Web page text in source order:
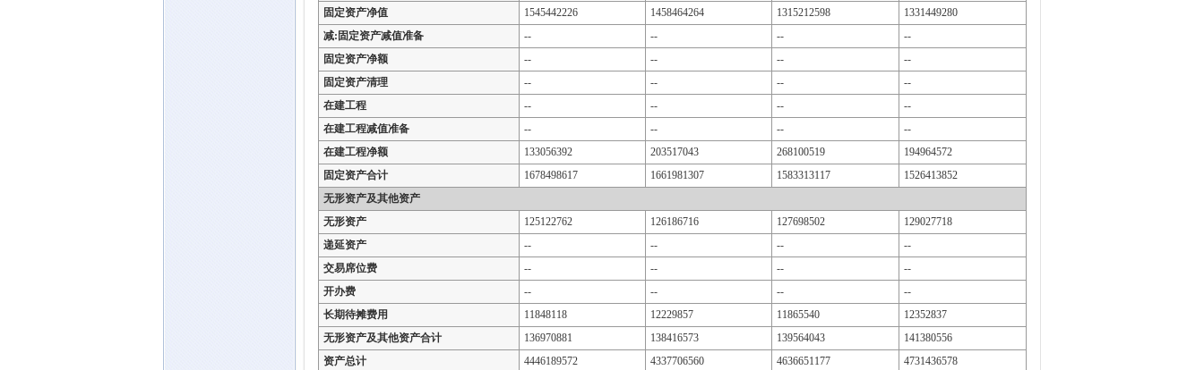
固定资产净值
1545442226 1458464264 1315212598
1331449280
减:固定资产减值准备
-- -- --
--
固定资产净额
-- -- --
--
固定资产清理
-- -- --
--
在建工程
-- -- --
--
在建工程减值准备
-- -- --
--
在建工程净额
133056392 203517043 268100519
194964572
固定资产合计
1678498617 1661981307 1583313117
1526413852
无形资产及其他资产
无形资产
125122762 126186716 127698502
129027718
递延资产
-- -- --
--
交易席位费
-- -- --
--
开办费
-- -- --
--
长期待摊费用
11848118 12229857 11865540
12352837
无形资产及其他资产合计
136970881 138416573 139564043
141380556
资产总计
4446189572 4337706560 4636651177
4731436578